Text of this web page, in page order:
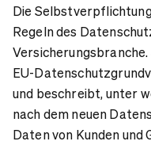
Die
Regeln des
EU-
und beschreibt, unter
nach dem neuen
Daten von Kunden